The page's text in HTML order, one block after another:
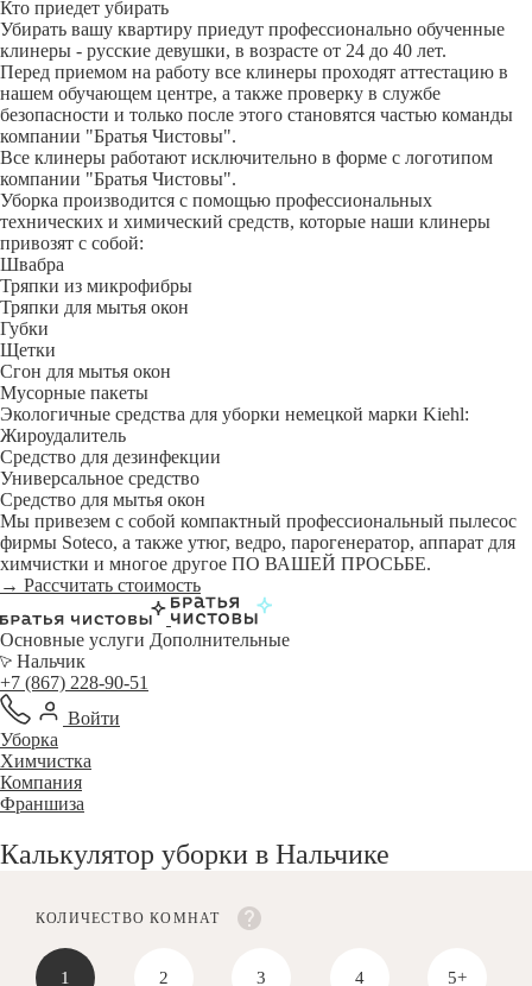
Кто приедет убирать
Убирать вашу квартиру приедут профессионально обученные
клинеры - русские девушки, в возрасте от 24 до 40 лет.
Перед приемом на работу все клинеры проходят аттестацию в
нашем обучающем центре, а также проверку в службе
безопасности и только после этого становятся частью команды
компании "Братья Чистовы".
Все клинеры работают исключительно в форме с логотипом
компании "Братья Чистовы".
Уборка производится с помощью профессиональных
технических и химический средств, которые наши клинеры
привозят с собой:
Швабра
Тряпки из микрофибры
Тряпки для мытья окон
Губки
Щетки
Сгон для мытья окон
Мусорные пакеты
Экологичные средства для уборки немецкой марки Kiehl:
Жироудалитель
Средство для дезинфекции
Универсальное средство
Средство для мытья окон
Мы привезем с собой компактный профессиональный пылесос
фирмы Soteco, а также утюг, ведро, парогенератор, аппарат для
химчистки и многое другое ПО ВАШЕЙ ПРОСЬБЕ.
→ Рассчитать стоимость
Основные услуги Дополнительные
Нальчик
+7 (867) 228-90-51
Войти
Уборка
Химчистка
Компания
Франшиза
Калькулятор уборки в Нальчике
КОЛИЧЕСТВО КОМНАТ
1 2 3 4 5+